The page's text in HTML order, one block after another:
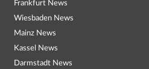
Frankfurt News
Wiesbaden News
Mainz News
Kassel News
Darmstadt News